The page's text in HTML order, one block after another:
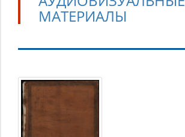
МАТЕРИАЛЫ
Аудиовизуальные
материалы